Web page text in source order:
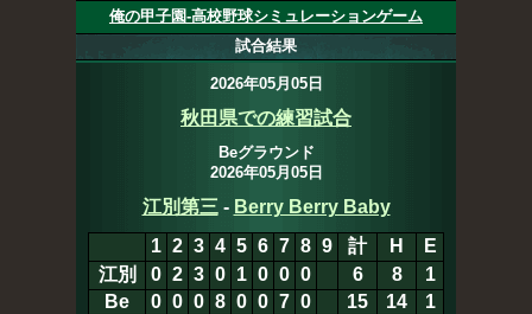
俺の甲子園-高校野球シミュレーションゲーム
試合結果
2026年05月05日
秋田県での練習試合
Beグラウンド
2026年05月05日
江別第三 - Berry Berry Baby
1 2 3 4 5 6 7 8 9 計 H
E
江別
0 2 3 0 1 0 0 0 6 8
1
Be
0 0 0 8 0 0 7 0 15 14 1